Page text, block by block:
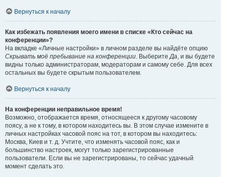
Вернуться к началу
Как избежать появления моего имени в списке «Кто сейчас на
конференции»?
На вкладке «Личные настройки» в личном разделе вы найдёте опцию
Скрывать моё пребывание на конференции. ВыберитеДа, и вы будете
видны только администраторам, модераторам и самому себе. Для всех
остальных вы будете скрытым пользователем.
Вернуться к началу
На конференции неправильное время!
Возможно, отображается время, относящееся к другому часовому
поясу, а не к тому, в котором находитесь вы. В этом случае измените в
личных настройках часовой пояс на тот, в котором вы находитесь:
Москва, Киев и т. д. Учтите, что изменять часовой пояс, как и
большинство настроек, могут только зарегистрированные
пользователи. Если вы не зарегистрированы, то сейчас удачный
момент сделать это.